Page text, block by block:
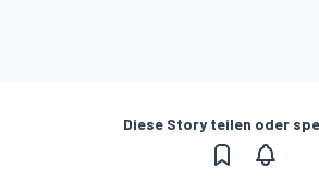
Diese Story teilen oder